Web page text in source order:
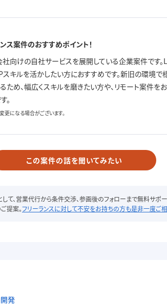
ス案件のおすすめポイント！
向けの自社サービスを展開している企業案件です
キルを活かしたい方におすすめです。新旧の環境
ため、幅広くスキルを磨きたい方や、リモート案件を
。
になる場合がございます。
この案件の話を聞いてみたい
て、営業代行から条件交渉、参画後のフォローまで無料サポー
提案。フリーランスに対して不安をお持ちの方も是非一度ご相
発